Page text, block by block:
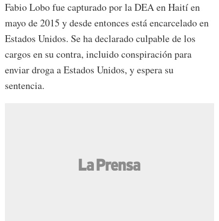
Fabio Lobo fue capturado por la DEA en Haití en
mayo de 2015 y desde entonces está encarcelado en
Estados Unidos. Se ha declarado culpable de los
cargos en su contra, incluido conspiración para
enviar droga a Estados Unidos, y espera su
sentencia.